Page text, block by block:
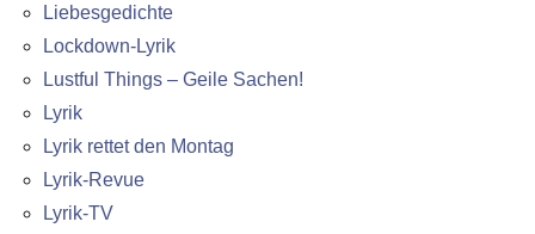
Liebesgedichte
Lockdown-Lyrik
Lustful Things – Geile Sachen!
Lyrik
Lyrik rettet den Montag
Lyrik-Revue
Lyrik-TV